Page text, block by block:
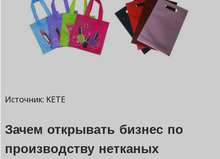
Источник: KETE
Зачем открывать бизнес по
производству нетканых